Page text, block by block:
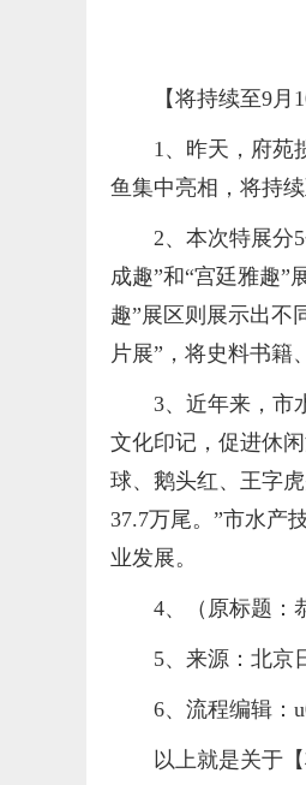
【将持续至9
1、昨天，府苑
鱼集中亮相，将持续
2、本次特展分
成趣”和“宫廷雅趣”
趣”展区则展示出
片展”，将史料书籍
3、近年来，市
文化印记，促进休
球、鹅头红、王字
37.7万尾。”市水产
业发展。
4、（原标题：
5、来源：北京
6、流程编辑：
以上就是关于